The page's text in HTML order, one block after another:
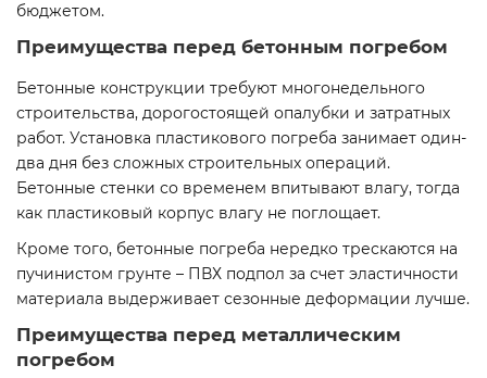
бюджетом.
Преимущества перед бетонным погребом
Бетонные конструкции требуют многонедельного
строительства, дорогостоящей опалубки и затратных
работ. Установка пластикового погреба занимает один-
два дня без сложных строительных операций.
Бетонные стенки со временем впитывают влагу, тогда
как пластиковый корпус влагу не поглощает.
Кроме того, бетонные погреба нередко трескаются на
пучинистом грунте – ПВХ подпол за счет эластичности
материала выдерживает сезонные деформации лучше.
Преимущества перед металлическим
погребом